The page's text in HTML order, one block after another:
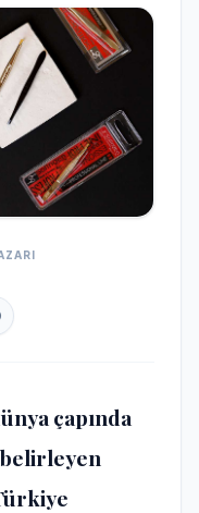
çapında